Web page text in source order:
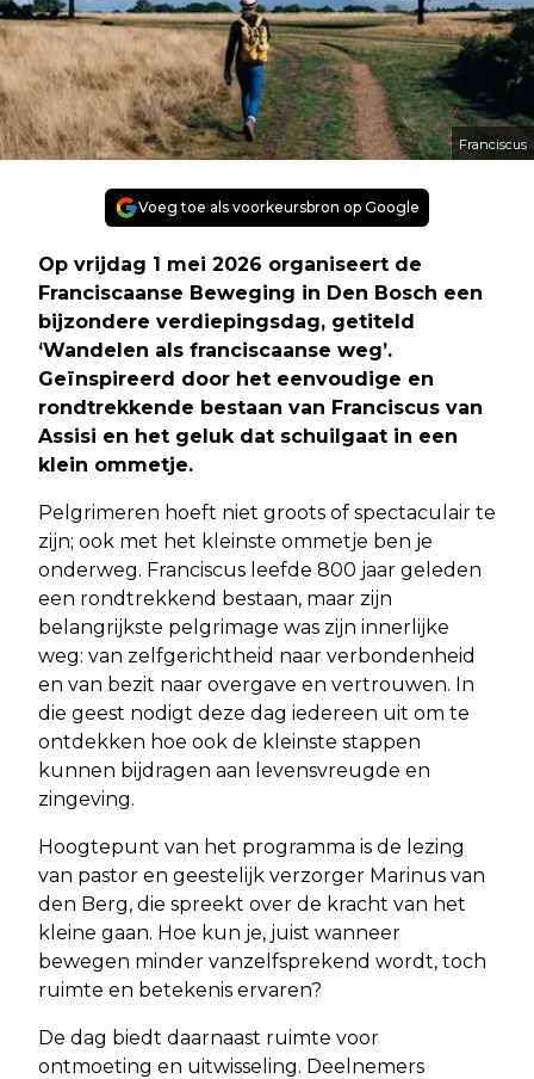
Franciscus
Voeg toe als voorkeursbron op Google
Op vrijdag 1 mei 2026 organiseert de
Franciscaanse Beweging in Den Bosch een
bijzondere verdiepingsdag, getiteld
‘Wandelen als franciscaanse weg’.
Geïnspireerd door het eenvoudige en
rondtrekkende bestaan van Franciscus van
Assisi en het geluk dat schuilgaat in een
klein ommetje.
Pelgrimeren hoeft niet groots of spectaculair te
zijn; ook met het kleinste ommetje ben je
onderweg. Franciscus leefde 800 jaar geleden
een rondtrekkend bestaan, maar zijn
belangrijkste pelgrimage was zijn innerlijke
weg: van zelfgerichtheid naar verbondenheid
en van bezit naar overgave en vertrouwen. In
die geest nodigt deze dag iedereen uit om te
ontdekken hoe ook de kleinste stappen
kunnen bijdragen aan levensvreugde en
zingeving.
Hoogtepunt van het programma is de lezing
van pastor en geestelijk verzorger Marinus van
den Berg, die spreekt over de kracht van het
kleine gaan. Hoe kun je, juist wanneer
bewegen minder vanzelfsprekend wordt, toch
ruimte en betekenis ervaren?
De dag biedt daarnaast ruimte voor
ontmoeting en uitwisseling. Deelnemers